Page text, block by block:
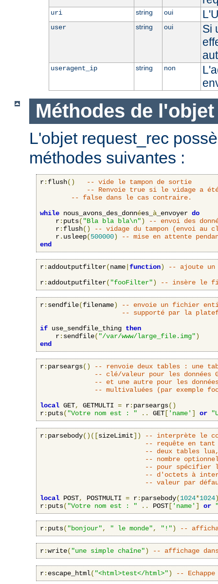
uri string oui
user string oui
Si
useragent_ip string non
Méthodes de
L'objet request_rec
méthodes suivantes :
r: flush()
-- vide le tampon de sortie
-- Renvoie true si le vidage a
-- false dans le cas contraire.
while nous_avons_des_données_ à _envoyer do
    r
: puts( "Bla bla bla\n")
-- envoi des
    r
: flush()
-- vidage du tampon (envoi au
    r
. usleep(500000)
-- mise en attente
end
r: addoutputfilter(name function)
-- ajoute
r: addoutputfilter( "fooFilter") -- insère le
r: sendfile(filename)
-- envoie un fichier
-- supporté par la
if use_sendfile_thing then
    r
: sendfile( "/var/www/large_file.img")
end
r: parseargs()
-- renvoie deux tables : une
-- clé/valeur pour les données
-- et une autre pour les
-- multivaluées (par exemple
local GET, GETMULTI = r: parseargs()
r: puts( "Votre nom est : " .. GET [ 'name' ] or
r: parsebody()([sizeLimit])
-- interprète le
-- requête en tant
-- deux tables lua,
-- nombre
-- pour spécifier le
-- d'octets à
-- valeur par
local POST, POSTMULTI = r: parsebody(1024*1024
r: puts( "Votre nom est : " .. POST [ 'name' ] or
r: puts( "bonjour", " le monde", "!") --
r:write( "une simple chaîne") -- affichage
r: escape_html( "<html>test</html>") --